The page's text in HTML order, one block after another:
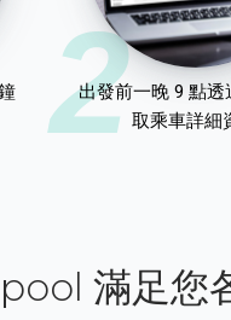
2
出發前一晚 9 點透
取乘車詳細
滿足您